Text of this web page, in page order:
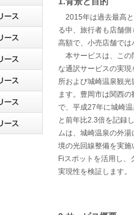
2015年は過去最高
る中、旅行者も店舗
高額で、小売店舗では
本サービスは、こ
な通訳サービスの実
所および城崎温泉観
ます。豊岡市は関西
で、平成27年に城崎
と前年比2.3倍を記録
ムは、城崎温泉の外
境の光回線整備を実
Fiスポットを活用し
実現性を検証します。